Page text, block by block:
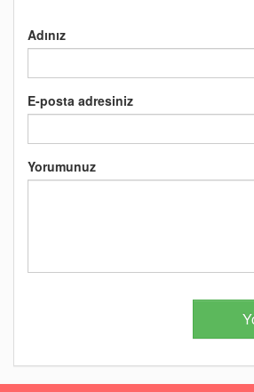
Adınız
E-posta adresiniz
Yorumunuz